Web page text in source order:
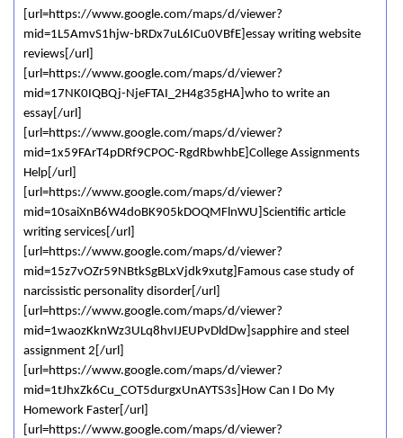
[url=https://www.google.com/maps/d/viewer?
mid=1L5AmvS1hjw-bRDx7uL6ICu0VBfE]essay writing website
reviews[/url]
[url=https://www.google.com/maps/d/viewer?
mid=17NK0IQBQj-NjeFTAI_2H4g35gHA]who to write an
essay[/url]
[url=https://www.google.com/maps/d/viewer?
mid=1x59FArT4pDRf9CPOC-RgdRbwhbE]College Assignments
Help[/url]
[url=https://www.google.com/maps/d/viewer?
mid=10saiXnB6W4doBK905kDOQMFlnWU]Scientific article
writing services[/url]
[url=https://www.google.com/maps/d/viewer?
mid=15z7vOZr59NBtkSgBLxVjdk9xutg]Famous case study of
narcissistic personality disorder[/url]
[url=https://www.google.com/maps/d/viewer?
mid=1waozKknWz3ULq8hvIJEUPvDldDw]sapphire and steel
assignment 2[/url]
[url=https://www.google.com/maps/d/viewer?
mid=1tJhxZk6Cu_COT5durgxUnAYTS3s]How Can I Do My
Homework Faster[/url]
[url=https://www.google.com/maps/d/viewer?